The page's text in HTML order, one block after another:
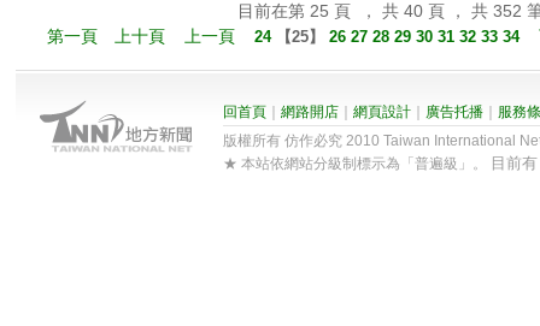
目前在第 25 頁 ， 共 40 頁 ， 共 352
第一頁
上十頁 上一頁 24 【25】 26 27 28 29 30 31 32 33 34
回首頁 網路開店 網頁設計 廣告托播
服務
版權所有 仿作必究 2010 Taiwan International
★ 本站依網站分級制標示為「普遍級」。
目前